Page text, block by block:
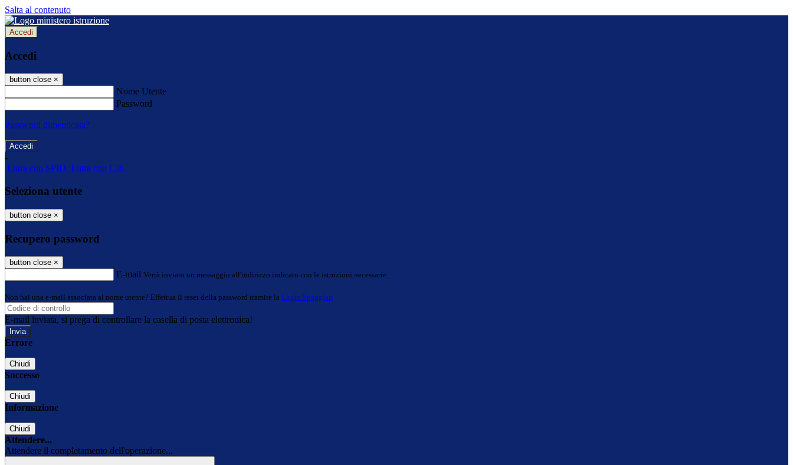
Salta al contenuto
Accedi
Accedi
button close ×
Nome Utente
Password
Password dimenticata?
-
Entra con SPID Entra con CIE
Seleziona utente
button close ×
Recupero password
button close ×
E-mail Verrà inviato un messaggio all'indirizzo indicato con le istruzioni necessarie.
Non hai una e-mail associata al nome utente? Effettua il reset della password tramite la Login Spaggiari
E-mail inviata, si prega di controllare la casella di posta elettronica!
Errore
Chiudi
Successo
Chiudi
Informazione
Chiudi
Attendere...
Attendere il completamento dell'operazione...